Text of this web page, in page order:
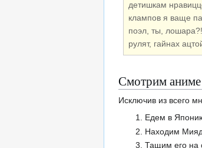
детишкам
клампов я ваще
поэл, ты,
рулят, гайнах
Смотрим аниме
Исключив из всего
Едем в
Находим
Тащим его на